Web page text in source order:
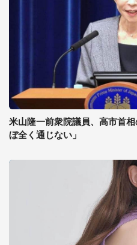
米山隆一前衆院議員、高市首
ぼ全く通じない」